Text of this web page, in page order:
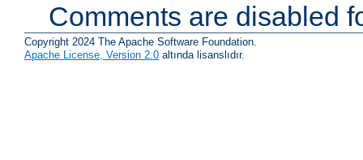
Comments are disabled
Copyright 2024 The Apache Software Foundation.
Apache License, Version 2.0 altında lisanslıdır.